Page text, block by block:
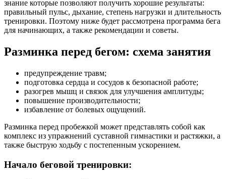
знание которые позволяют получить хорошие результаты:
правильный пульс, дыхание, степень нагрузки и длительность
тренировки. Поэтому ниже будет рассмотрена программа бега
для начинающих, а также рекомендации и советы.
Разминка перед бегом: схема занятия
предупреждение травм;
подготовка сердца и сосудов к безопасной работе;
разогрев мышц и связок для улучшения амплитуды;
повышение производительности;
избавление от болевых ощущений.
Разминка перед пробежкой может представлять собой как
комплекс из упражнений суставной гимнастики и растяжки, а
также быструю ходьбу с постепенным ускорением.
Начало беговой тренировки: